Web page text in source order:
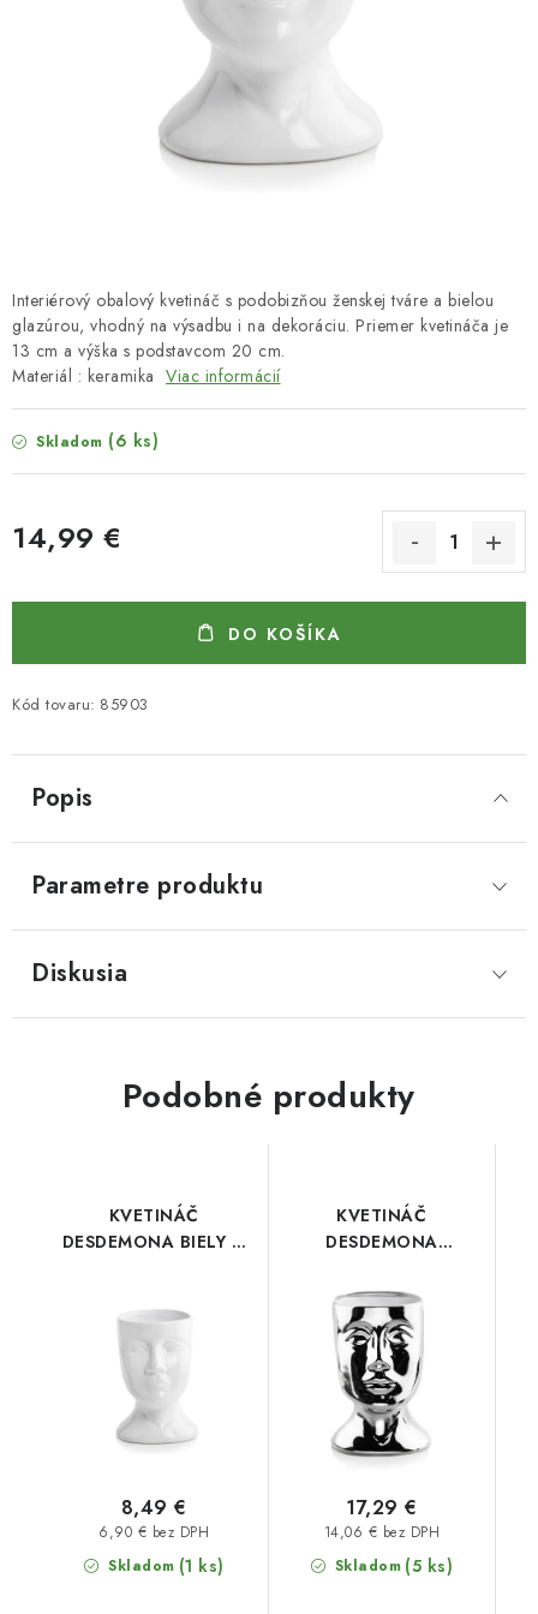
Kontakty
Obchodné podmienky
Podmienky ochrany osobných údajov
Interiérový obalový kvetináč s podobizňou ženskej tváre a bielou
glazúrou, vhodný na výsadbu i na dekoráciu. Priemer kvetináča je
13 cm a výška s podstavcom 20 cm.
Materiál : keramika Viac informácií
Skladom (6 ks)
14,99 €
DO KOŠÍKA
Kód tovaru: 85903
Popis
Parametre produktu
Diskusia
Podobné produkty
KVETINÁČ
DESDEMONA BIELY Ø
Skladom (1 ks)
6,90 € bez DPH
8,49 €
KVETINÁČ
DESDEMONA
Skladom (5 ks)
14,06 € bez DPH
17,29 €